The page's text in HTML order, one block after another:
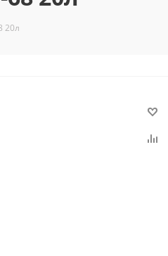
20л